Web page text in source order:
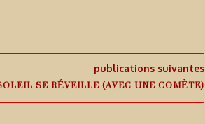
publications suivantes
SE RÉVEILLE (AVEC UNE COMÈTE)